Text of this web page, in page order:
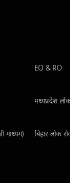
EO & RO
मध्यप्रदेश
माध्यम) बिहार लोक